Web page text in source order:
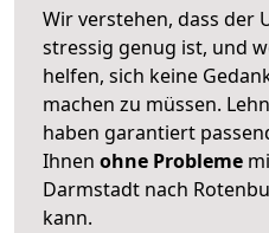
Wir verstehen, dass der
stressig genug ist, und
helfen, sich keine
machen zu müssen.
haben garantiert
Ihnen ohne Probleme
Darmstadt nach
kann.